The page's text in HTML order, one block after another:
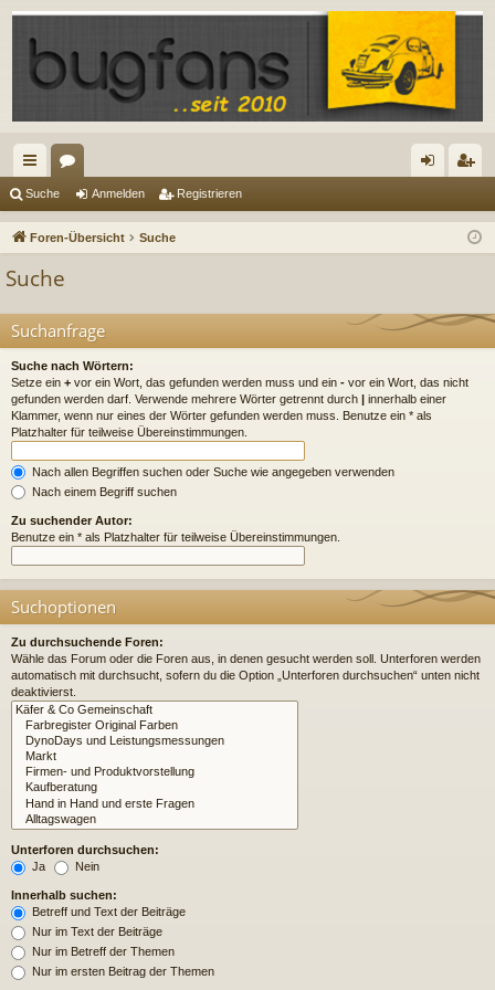
ch
ne
riff
en m
n
ist
n
Suche Anmelden Registrieren
Foren-Übersicht Suche
Suche
Suchanfrage
Suche nach Wörtern:
Setze ein + vor ein Wort, das gefunden werden muss und ein - vor ein Wort, das nicht
gefunden werden darf. Verwende mehrere Wörter getrennt durch | innerhalb einer
Klammer, wenn nur eines der Wörter gefunden werden muss. Benutze ein * als
Platzhalter für teilweise Übereinstimmungen.
Nach allen Begriffen suchen oder Suche wie angegeben verwenden
Nach einem Begriff suchen
Zu suchender Autor:
Benutze ein * als Platzhalter für teilweise Übereinstimmungen.
Suchoptionen
Zu durchsuchende Foren:
Wähle das Forum oder die Foren aus, in denen gesucht werden soll. Unterforen werden
automatisch mit durchsucht, sofern du die Option „Unterforen durchsuchen“ unten nicht
deaktivierst.
Unterforen durchsuchen:
Ja
Nein
Innerhalb suchen:
Betreff und Text der Beiträge
Nur im Text der Beiträge
Nur im Betreff der Themen
Nur im ersten Beitrag der Themen